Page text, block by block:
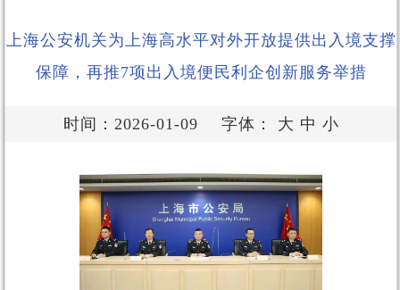
上海公安机关为上海高水平对外开放提供出入境支撑
保障，再推7项出入境便民利企创新服务举措
时间：2026-01-09 字体： 大 中 小